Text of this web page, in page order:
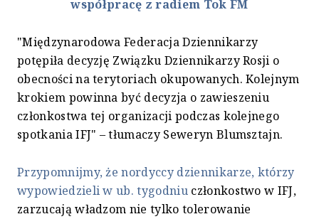
współpracę z radiem Tok FM
"Międzynarodowa Federacja Dziennikarzy
potępiła decyzję Związku Dziennikarzy Rosji o
obecności na terytoriach okupowanych. Kolejnym
krokiem powinna być decyzja o zawieszeniu
członkostwa tej organizacji podczas kolejnego
spotkania IFJ" – tłumaczy Seweryn Blumsztajn.
Przypomnijmy, że nordyccy dziennikarze, którzy
wypowiedzieli w ub. tygodniuczłonkostwo w IFJ,
zarzucają władzom nie tylko tolerowanie